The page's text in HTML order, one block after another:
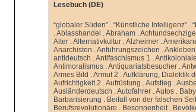
Lesebuch (DE)
“globaler Süden” .“Künstliche Intelligenz” .
.Ablasshandel .Abraham .
Alter .Alternativkultur .Alzheimer .
Anarchisten .Anführungszeichen .Ankleben
antideutsch .Antifaschismus 1 .
Antimoralismus .Antiquariatsbesucher .
Armes Bild .Armut 2 .Aufklärung, Dialektik
Aufrichtigkeit 2 .Aufrüstung .Aufstieg .
Ausländerdeutsch .Autofahrer .Autos .
Barbarisierung . Beifall von der falschen
Berufsrevolutionäre . Besonnenheit.